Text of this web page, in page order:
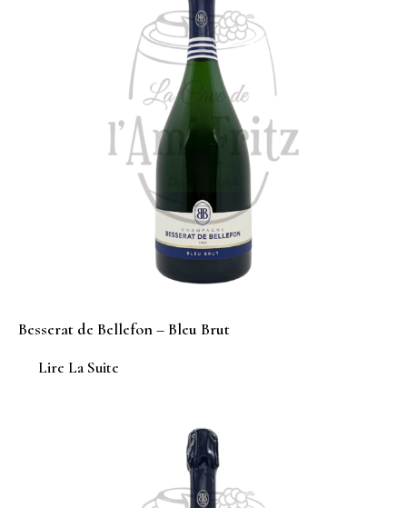
Besserat de Bellefon – Bleu Brut
Lire La Suite